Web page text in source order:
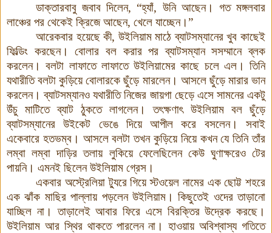
ডাক্তারবাবু জবাব দিলেন, “হ্যাঁ, উনি আছেন। গত মঙ্গলবার
লাঞ্চের পর থেকেই ক্রিজে আছেন, খেলে যাচ্ছেন।”
আরেকবার হয়েছে কী, উইলিয়াম মাঠে ব্যাটসম্যানের খুব কাছেই
ফিল্ডিং করছেন। বোলার বল করার পর ব্যাটসম্যান সসম্মানে ব্লক
করলেন। বলটা লাফাতে লাফাতে উইলিয়ামের কাছে চলে এল। তিনি
যথারীতি বলটা কুড়িয়ে বোলারকে ছুঁড়ে মারলেন। আসলে ছুঁড়ে মারার ভান
করলেন। ব্যাটসম্যানও যথারীতি নিজের জায়গা ছেড়ে এসে সামনের একটু
উঁচু মাটিতে ব্যাট ঠুকতে লাগলেন। তৎক্ষণাৎ উইলিয়াম বল ছুঁড়ে
ব্যাটসম্যানের উইকেট ভেঙে দিয়ে আপীল করে বসলেন। সবাই
একেবারে হতভম্ব। আসলে বলটা তখন কুড়িয়ে নিয়ে কখন যে তিনি তাঁর
লম্বা লম্বা দাড়ির তলায় লুকিয়ে ফেলেছিলেন কেউ ঘুণাক্ষরেও টের
পায়নি। এমনই ছিলেন উইলিয়াম গ্রেস।
একবার অস্ট্রেলিয়া ট্যুরে গিয়ে স্টওয়েল নামের এক ছোট্ট শহরে
এক ঝাঁক মাছির পাল্লায় পড়লেন উইলিয়াম। কিছুতেই ওদের তাড়ানো
যাচ্ছিল না। তাড়ালেই আবার ফিরে এসে বিরক্তির উদ্রেক করছে।
উইলিয়াম আর স্থির থাকতে পারলেন না। হাওয়ায় অবিশ্বাস্য গতিতে